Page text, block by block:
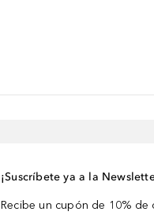
¡Suscríbete ya a la
Recibe un cupón de 10%